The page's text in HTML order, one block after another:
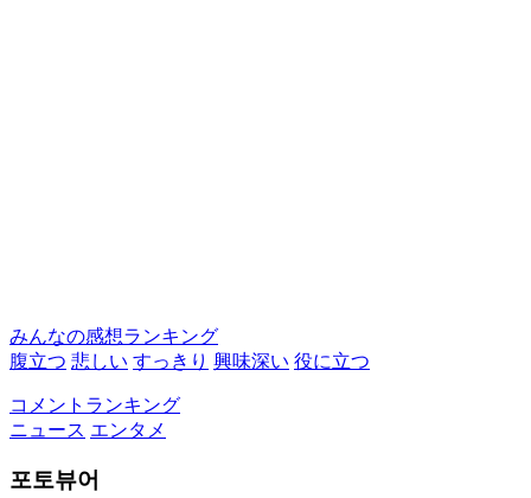
みんなの感想ランキング
腹立つ 悲しい すっきり 興味深い 役に立つ
コメントランキング
ニュース エンタメ
포토뷰어